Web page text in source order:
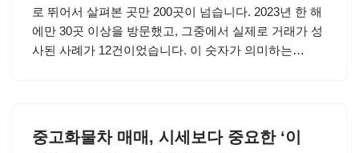
로 뛰어서 살펴본 곳만 200곳이 넘습니다. 2023년 한 해
에만 30곳 이상을 방문했고, 그중에서 실제로 거래가 성
사된 사례가 12건이었습니다. 이 숫자가 의미하는…
중고화물차 매매, 시세보다 중요한 ‘이